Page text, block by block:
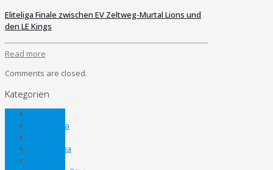
Eliteliga Finale zwischen EV Zeltweg-Murtal Lions und
den LE Kings
Read more
Comments are closed.
Kategorien
Bezirksliga
Gebietsliga